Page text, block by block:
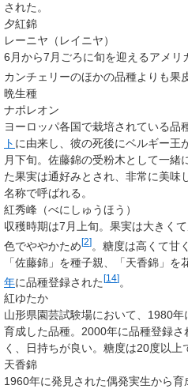
された。
夕紅錦
レーニヤ（レイニヤ）
6月から7月ごろに旬を迎えるアメリ
カンチェリーのほかの品種よりも果
晩生種
ナポレオン
ヨーロッパ各国で栽培されている品
ト に由来し、彼の死後にベルギー王
月下旬。佐藤錦の受粉木として一緒
た果実は通好みとされ、非常に美味
名称で呼ばれる。
紅秀峰（べにしゅうほう）
収穫時期は7月上旬。果実は大きく
色でややかため[2]。糖度は高くて甘
「佐藤錦」を種子親、「天香錦」を
年に品種登録された[14]。
紅ゆたか
山形県園芸試験場において、1980
育成した品種。2000年に品種登録
く、日持ちが良い。糖度は20度以上
天香錦
1960年に発見された偶発実生から